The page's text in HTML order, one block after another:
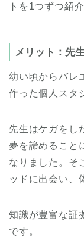
トを1つずつ紹
メリット：先
幼い頃からバレ
作った個人スタ
先生はケガをし
夢を諦めること
なりました。そ
ッドに出会い、
知識が豊富な証
です。